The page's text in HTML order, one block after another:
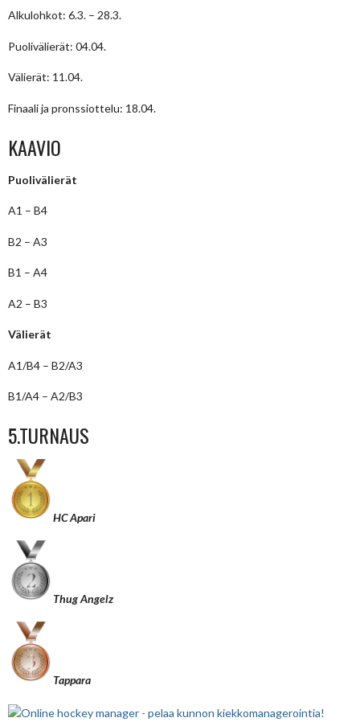
Alkulohkot: 6.3. – 28.3.
Puolivälierät: 04.04.
Välierät: 11.04.
Finaali ja pronssiottelu: 18.04.
KAAVIO
Puolivälierät
A1 – B4
B2 – A3
B1 – A4
A2 – B3
Välierät
A1/B4 – B2/A3
B1/A4 – A2/B3
5.TURNAUS
HC Apari
Thug Angelz
Tappara